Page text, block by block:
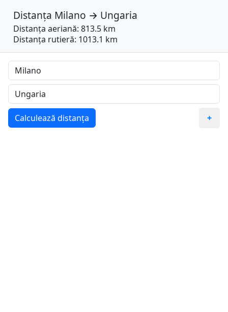
Distanța Milano → Ungaria
Distanța aeriană: 813.5 km
Distanța rutieră: 1013.1 km
Calculează distanța +